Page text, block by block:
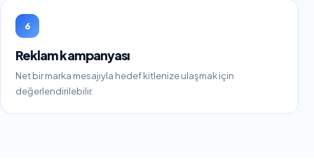
6
Reklam kampanyası
Net bir marka mesajıyla hedef kitlenize ulaşmak için
değerlendirilebilir.